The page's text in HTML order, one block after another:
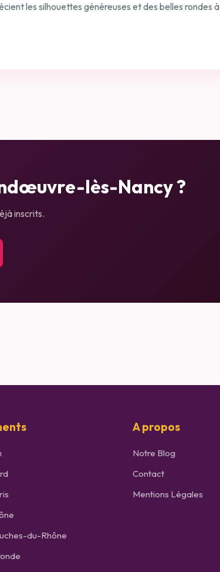
les silhouettes généreuses et des belles rondes à
lès-Nancy?
inscrits.
du-Rhône
A propos
Notre Blog
Contact
Mentions Légales